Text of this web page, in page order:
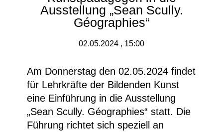
Ausstellung „Sean Scully.
Géographies“
02.05.2024 , 15:00
Am Donnerstag den 02.05.2024 findet
für Lehrkräfte der Bildenden Kunst
eine Einführung in die Ausstellung
„Sean Scully. Géographies“ statt. Die
Führung richtet sich speziell an